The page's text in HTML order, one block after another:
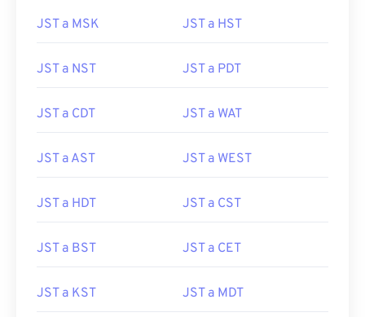
JST a MSK JST a HST
JST a NST JST a PDT
JST a CDT JST a WAT
JST a AST JST a WEST
JST a HDT JST a CST
JST a BST JST a CET
JST a KST JST a MDT